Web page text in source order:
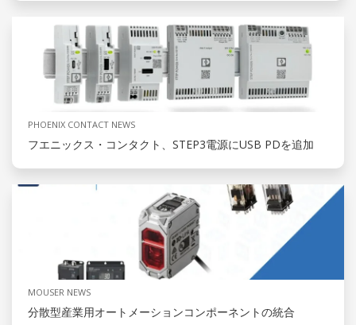
PHOENIX CONTACT NEWS
フエニックス・コンタクト、STEP3電源にUSB PDを追加
MOUSER NEWS
分散型産業用オートメーションコンポーネントの統合